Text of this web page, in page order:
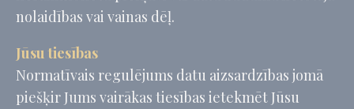
nolaidības vai vainas dēļ.
Jūsu tiesības
Normatīvais regulējums datu aizsardzības jomā
piešķir Jums vairākas tiesības ietekmēt Jūsu